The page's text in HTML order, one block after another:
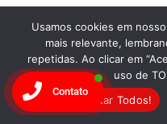
Dicas
Para
Usamos cookies em
mais relevante,
repetidas. Ao clicar em
uso de
Aceitar Todos!
Contato